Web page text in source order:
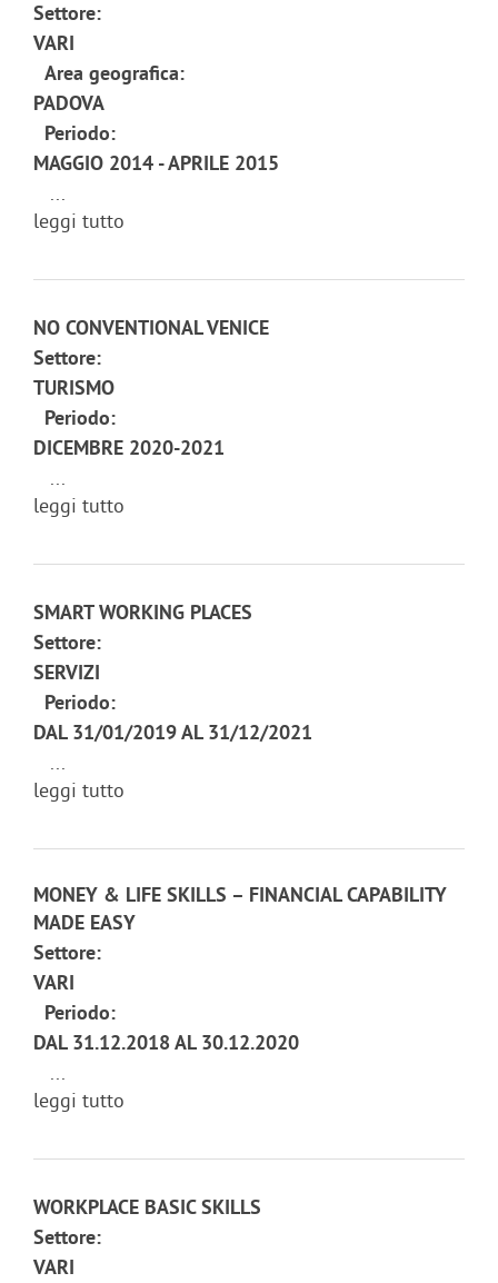
Settore:
VARI
Area geografica:
PADOVA
Periodo:
MAGGIO 2014 - APRILE 2015
...
leggi tutto
NO CONVENTIONAL VENICE
Settore:
TURISMO
Periodo:
DICEMBRE 2020-2021
...
leggi tutto
SMART WORKING PLACES
Settore:
SERVIZI
Periodo:
DAL 31/01/2019 AL 31/12/2021
...
leggi tutto
MONEY & LIFE SKILLS – FINANCIAL CAPABILITY
MADE EASY
Settore:
VARI
Periodo:
DAL 31.12.2018 AL 30.12.2020
...
leggi tutto
WORKPLACE BASIC SKILLS
Settore:
VARI